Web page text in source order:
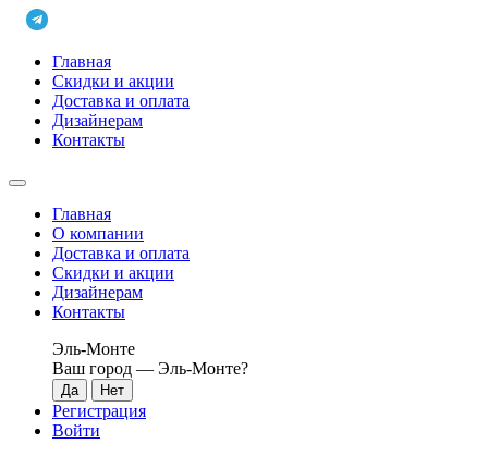
Главная
Скидки и акции
Доставка и оплата
Дизайнерам
Контакты
Главная
О компании
Доставка и оплата
Скидки и акции
Дизайнерам
Контакты
Эль-Монте
Ваш город — Эль-Монте?
Регистрация
Войти